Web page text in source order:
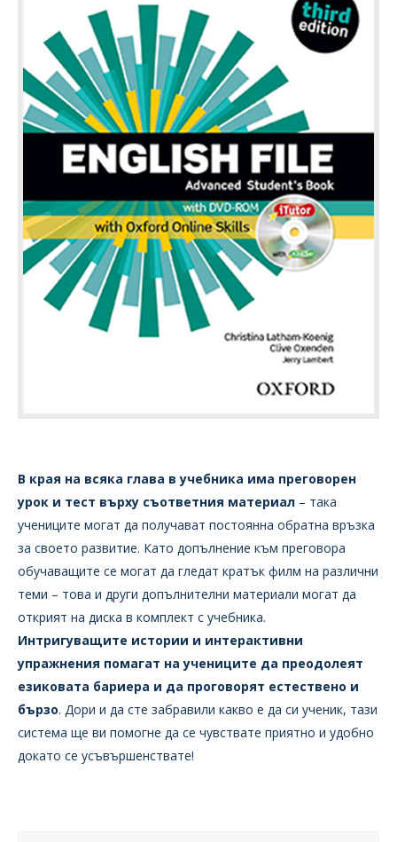
В края на всяка глава в учебника има преговорен
урок и тест върху съответния материал – така
учениците могат да получават постоянна обратна връзка
за своето развитие. Като допълнение към преговора
обучаващите се могат да гледат кратък филм на различни
теми – това и други допълнителни материали могат да
открият на диска в комплект с учебника.
Интригуващите истории и интерактивни
упражнения помагат на учениците да преодолеят
езиковата бариера и да проговорят естествено и
бързо. Дори и да сте забравили какво е да си ученик, тази
система ще ви помогне да се чувствате приятно и удобно
докато се усъвършенствате!